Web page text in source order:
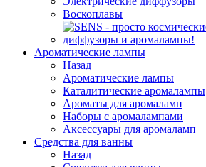
Воскоплавы
Ароматические лампы
Назад
Ароматические лампы
Каталитические аромалампы
Ароматы для аромаламп
Наборы с аромалампами
Аксессуары для аромаламп
Средства для ванны
Назад